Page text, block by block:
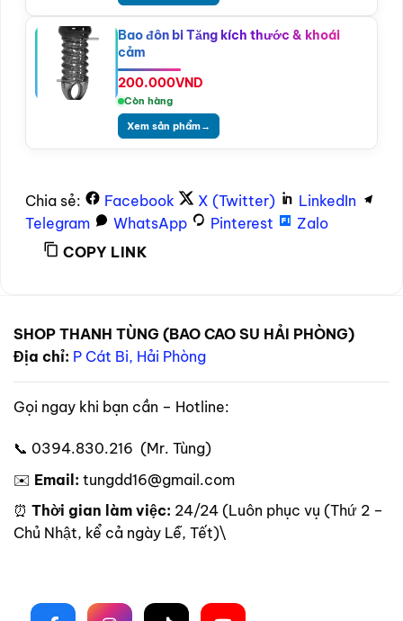
Bao đôn bi Tăng kích thước & khoái
cảm
200.000VND
Còn hàng
Xem sản phẩm→
Chia sẻ: Facebook X (Twitter)
LinkedIn
Telegram
WhatsApp Pinterest
Zalo
COPY LINK
SHOP THANH TÙNG (BAO CAO SU HẢI PHÒNG)
Địa chỉ: P Cát Bi, Hải Phòng
Gọi ngay khi bạn cần – Hotline:
📞 0394.830.216 (Mr. Tùng)
✉️ Email: tungdd16@gmail.com
⏰ Thời gian làm việc: 24/24 (Luôn phục vụ (Thứ 2 –
Chủ Nhật, kể cả ngày Lễ, Tết)\